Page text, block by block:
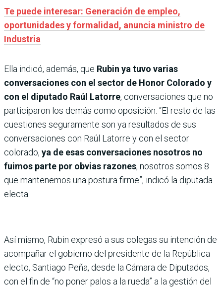
Te puede interesar: Generación de empleo,
oportunidades y formalidad, anuncia ministro de
Industria
Ella indicó, además, que Rubin ya tuvo varias
conversaciones con el sector de Honor Colorado y
con el diputado Raúl Latorre, conversaciones que no
participaron los demás como oposición. “El resto de las
cuestiones seguramente son ya resultados de sus
conversaciones con Raúl Latorre y con el sector
colorado, ya de esas conversaciones nosotros no
fuimos parte por obvias razones, nosotros somos 8
que mantenemos una postura firme”, indicó la diputada
electa.
Así mismo, Rubin expresó a sus colegas su intención de
acompañar el gobierno del presidente de la República
electo, Santiago Peña, desde la Cámara de Diputados,
con el fin de “no poner palos a la rueda” a la gestión del